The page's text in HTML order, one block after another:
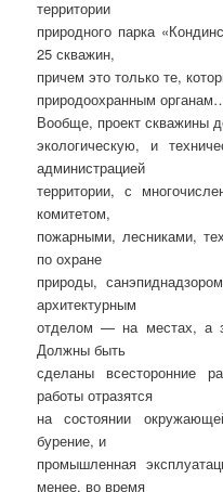
территории
природного парка
25 скважин,
причем это только те,
природоохранным
Вообще, проект скважины
экологическую, и
администрацией
территории, с
комитетом,
пожарными, лесниками,
по охране
природы,
архитектурным
отделом — на местах, а
Должны быть
сделаны всесторонние
работы отразятся
на состоянии
бурение, и
промышленная
менее, во время